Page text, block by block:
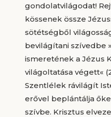
gondolatvilágodat!
kössenek össze
sötétségből
bevilágítani szívedbe
ismeretének a Jézus
világoltatása végett«
Szentlélek rávilágít
erővel beplántálja
szívbe. Krisztus